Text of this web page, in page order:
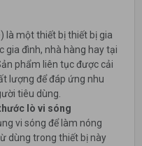
là một thiết bị thiết bị gia
gia đình, nhà hàng hay tại
phẩm liên tục được cải
lượng để đáp ứng nhu
tiêu dùng.
lò vi sóng
vi sóng để làm nóng
dùng trong thiết bị này